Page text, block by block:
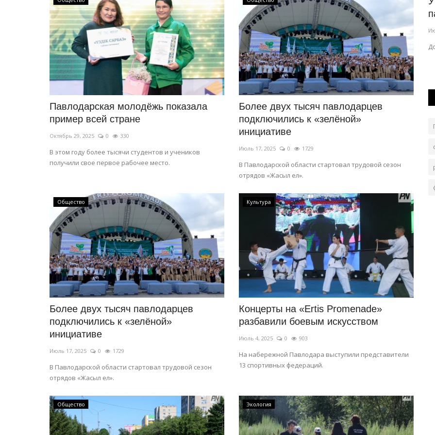
Павлодарская молодёжь показала
пример всей стране
Октябрь 29, 2025 0 330
В этом году более тысячи студентов и учеников
получили свое первое рабочее место.
Более двух тысяч павлодарцев
подключились к «зелёной»
инициативе
Июль 17, 2025 0 1729
В Павлодарской области стартовал трудовой сезон
отрядов «Жасыл ел».
Общество
Более двух тысяч павлодарцев
подключились к «зелёной»
инициативе
Июль 17, 2025 0 1729
В Павлодарской области стартовал трудовой сезон
отрядов «Жасыл ел».
Культура
Концерты на «Ertis Promenade»
разбавили боевым искусством
Июль 4, 2025 0 903
На набережной Павлодара выступили представители
13 спортивных федераций.
Общество Экология
голубой глазури, золота...
Янв 2, 2026 1 2661
Узбекистан - сердце Центральной Азии.
отключат воду
Авг 5, 2026 0 103
В городе заменяют участок водопровода.